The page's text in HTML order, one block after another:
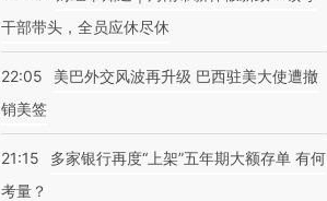
干部带头，全员应休尽休
22:05
美巴外交风波再升级 巴西驻美大使遭撤
销美签
21:15
多家银行再度“上架”五年期大额存单 有何
考量？